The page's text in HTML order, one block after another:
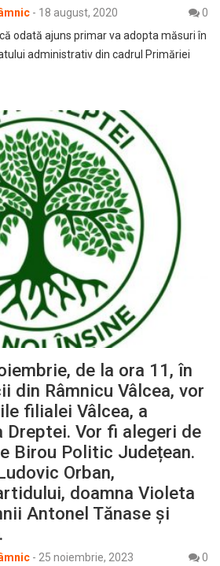
- 18 august, 2020
0
odată ajuns primar va adopta măsuri în
administrativ din cadrul Primăriei
de la ora 11, în
din Râmnicu Vâlcea, vor
filialei Vâlcea, a
Vor fi alegeri de
Birou Politic Județean.
Orban,
doamna Violeta
Antonel Tănase și
- 25 noiembrie, 2023
0